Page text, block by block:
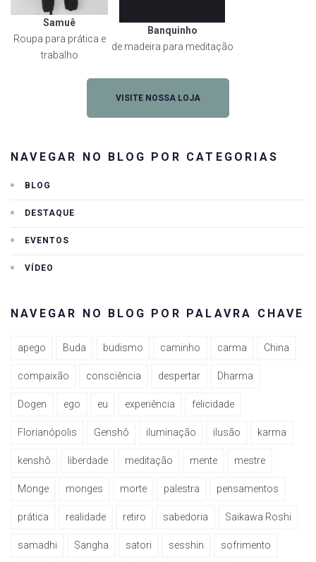
Samuê
Roupa para prática e
trabalho
Banquinho
de madeira para meditação
VISITE NOSSA LOJA
NAVEGAR NO BLOG POR CATEGORIAS
BLOG
DESTAQUE
EVENTOS
VÍDEO
NAVEGAR NO BLOG POR PALAVRA CHAVE
apego Buda budismo caminho carma China
compaixão consciência despertar Dharma
Dogen ego eu experiência felicidade
Florianópolis Genshô iluminação ilusão karma
kenshô liberdade meditação mente mestre
Monge monges morte palestra pensamentos
prática realidade retiro sabedoria Saikawa Roshi
samadhi Sangha satori sesshin sofrimento